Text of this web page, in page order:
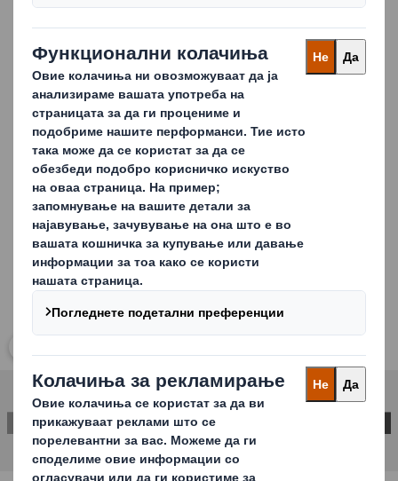
Ова решение за пакување не бара дополнителни
материјали за враќање на производите, а со тоа ја
намалува изложеноста на клиентите на пластика од
ЕУ.
Исто така, нашиот уникатен дизајн гарантира дека
функционалноста на повратното пакување не е
загрозена.
Carousel. Use previous and next buttons to move